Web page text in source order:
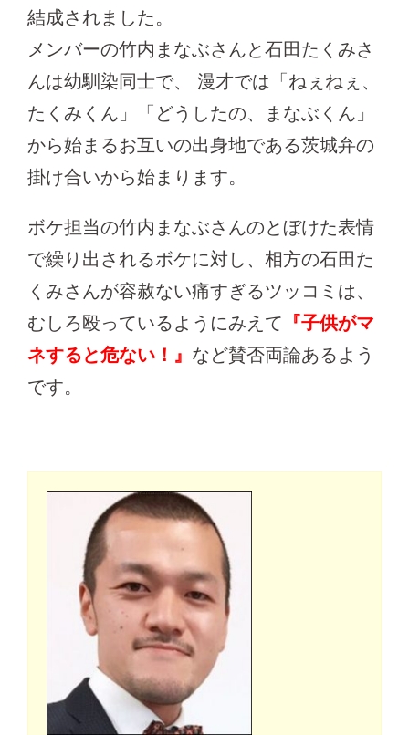
結成されました。
メンバーの竹内まなぶさんと石田たくみさ
んは幼馴染同士で、 漫才では「ねぇねぇ、
たくみくん」「どうしたの、まなぶくん」
から始まるお互いの出身地である茨城弁の
掛け合いから始まります。
ボケ担当の竹内まなぶさんのとぼけた表情
で繰り出されるボケに対し、相方の石田た
くみさんが容赦ない痛すぎるツッコミは、
むしろ殴っているようにみえて 『子供がマ
ネすると危ない！』 など賛否両論あるよう
です。